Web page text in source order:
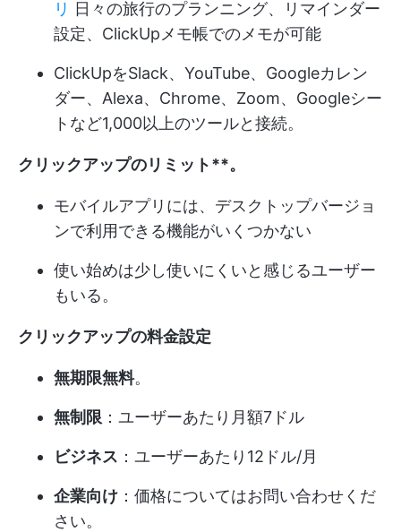
リ 日々の旅行のプランニング、リマインダー
設定、ClickUpメモ帳でのメモが可能
ClickUpをSlack、YouTube、Googleカレン
ダー、Alexa、Chrome、Zoom、Googleシー
トなど1,000以上のツールと接続。
クリックアップのリミット**。
モバイルアプリには、デスクトップバージョ
ンで利用できる機能がいくつかない
使い始めは少し使いにくいと感じるユーザー
もいる。
クリックアップの料金設定
無期限無料。
無制限 ：ユーザーあたり月額7ドル
ビジネス ：ユーザーあたり12ドル/月
企業向け ：価格についてはお問い合わせくだ
さい。